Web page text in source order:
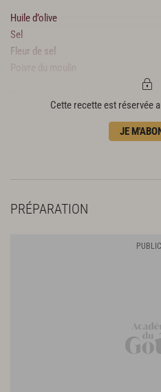
Huile d’olive
Sel
Fleur de sel
Poivre du moulin
Préparation des tomates
tomates vertes
100 g d’olives de Nice dénoyautées
4 feuilles de basilic
Finitions et présentation
Cette recette est réservée
JE
PRÉPARATION